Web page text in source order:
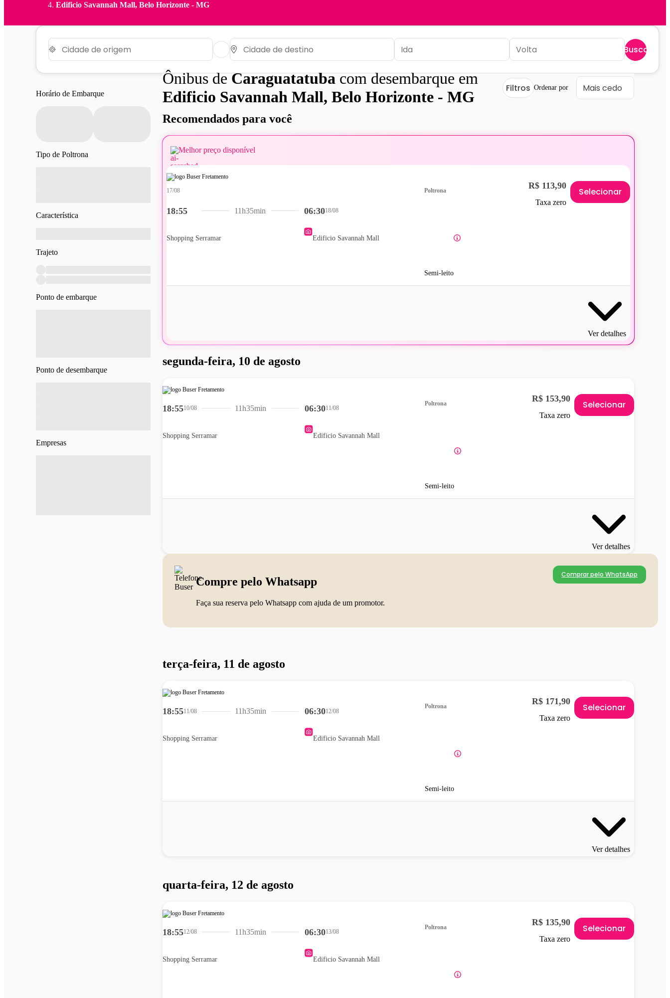
Edificio Savannah Mall, Belo Horizonte - MG
Buscar
Horário de Embarque
Tipo de Poltrona
Característica
Trajeto
Ponto de embarque
Ponto de desembarque
Empresas
Ônibus deCaraguatatubacom desembarque em
Edificio Savannah Mall, Belo Horizonte - MG
Filtros Ordenar por
Recomendados para você
Melhor preço disponível
18:55
17/08
Shopping Serramar
06:3018/08
Edificio Savannah Mall
11h35min
Poltrona
Semi-leito
R$ 113,90
Taxa zero
Selecionar
Ver detalhes
segunda-feira, 10 de agosto
18:5510/08
Shopping Serramar
06:3011/08
Edificio Savannah Mall
11h35min
Poltrona
Semi-leito
R$ 153,90
Taxa zero
Selecionar
Ver detalhes
Compre pelo Whatsapp
Faça sua reserva pelo Whatsapp com ajuda de um promotor.
Comprar pelo WhatsApp
terça-feira, 11 de agosto
18:5511/08
Shopping Serramar
06:3012/08
Edificio Savannah Mall
11h35min
Poltrona
Semi-leito
R$ 171,90
Taxa zero
Selecionar
Ver detalhes
quarta-feira, 12 de agosto
18:5512/08
Shopping Serramar
06:3013/08
Edificio Savannah Mall
11h35min
Poltrona R$ 135,90
Taxa zero
Selecionar